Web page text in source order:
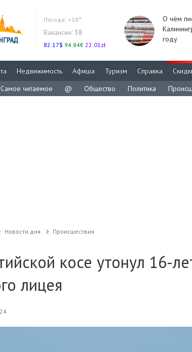
Погода: +18°
Вакансии: 38
82.17$ 94.84€ 22.01zł
О чём
году
Недвижимость Афиша Туризм Справка
Самое читаемое @ Общество Политика
Новости дня Проиcшествия
косе утонул 16-
лицея